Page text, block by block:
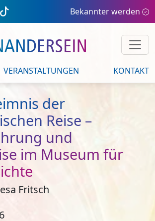
Bekannter werden
VERANSTALTUNGEN KONTAKT
der
Reise –
und
im Museum für
Fritsch